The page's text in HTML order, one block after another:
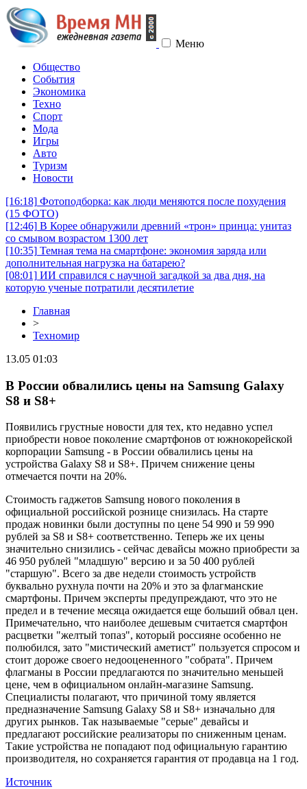
Меню
Общество
События
Экономика
Техно
Спорт
Мода
Игры
Авто
Туризм
Новости
[16:18] Фотоподборка: как люди меняются после похудения
(15 ФОТО)
[12:46] В Корее обнаружили древний «трон» принца: унитаз
со смывом возрастом 1300 лет
[10:35] Темная тема на смартфоне: экономия заряда или
дополнительная нагрузка на батарею?
[08:01] ИИ справился с научной загадкой за два дня, на
которую ученые потратили десятилетие
Главная
>
Техномир
13.05 01:03
В России обвалились цены на Samsung Galaxy
S8 и S8+
Появились грустные новости для тех, кто недавно успел
приобрести новое поколение смартфонов от южнокорейской
корпорации Samsung - в России обвалились цены на
устройства Galaxy S8 и S8+. Причем снижение цены
отмечается почти на 20%.
Стоимость гаджетов Samsung нового поколения в
официальной российской рознице снизилась. На старте
продаж новинки были доступны по цене 54 990 и 59 990
рублей за S8 и S8+ соответственно. Теперь же их цены
значительно снизились - сейчас девайсы можно приобрести за
46 950 рублей "младшую" версию и за 50 400 рублей
"старшую". Всего за две недели стоимость устройств
буквально рухнула почти на 20% и это за флагманские
смартфоны. Причем эксперты предупреждают, что это не
предел и в течение месяца ожидается еще больший обвал цен.
Примечательно, что наиболее дешевым считается смартфон
расцветки "желтый топаз", который россияне особенно не
полюбился, зато "мистический аметист" пользуется спросом и
стоит дороже своего недооцененного "собрата". Причем
флагманы в России предлагаются по значительно меньшей
цене, чем в официальном онлайн-магазине Samsung.
Специалисты полагают, что причиной тому является
предназначение Samsung Galaxy S8 и S8+ изначально для
других рынков. Так называемые "серые" девайсы и
предлагают российские реализаторы по сниженным ценам.
Такие устройства не попадают под официальную гарантию
производителя, но сохраняется гарантия от продавца на 1 год.
Источник